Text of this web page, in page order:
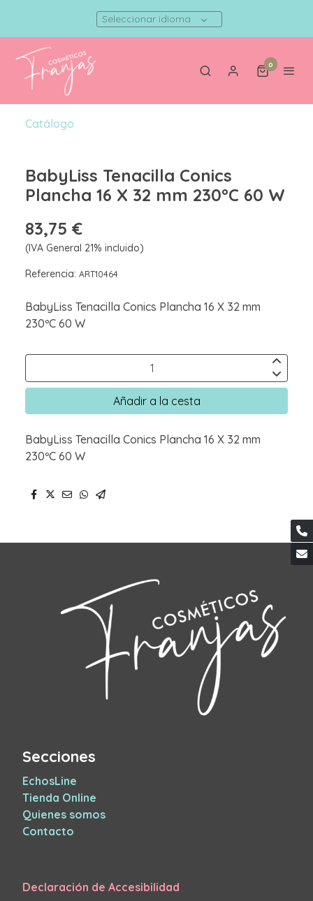
Seleccionar idioma
0
Catálogo
BabyLiss Tenacilla Conics
Plancha 16 X 32 mm 230ºC 60 W
83,75 €
(IVA General 21% incluido)
Referencia: ART10464
BabyLiss Tenacilla Conics Plancha 16 X 32 mm
230ºC 60 W
Añadir a la cesta
BabyLiss Tenacilla Conics Plancha 16 X 32 mm
230ºC 60 W
Secciones
EchosLine
Tienda Online
Quienes somos
Contacto
Declaración de Accesibilidad